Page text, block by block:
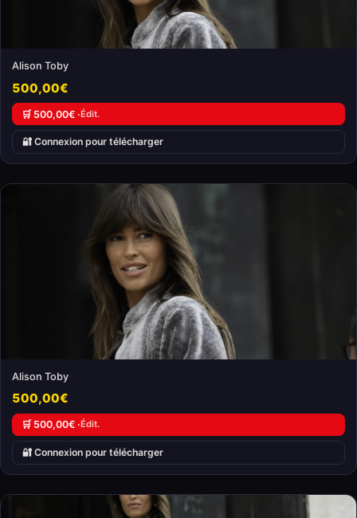
Alison Toby
500,00€
🛒 500,00€ ·Édit.
🔐 Connexion pour télécharger
Alison Toby
500,00€
🛒 500,00€ ·Édit.
🔐 Connexion pour télécharger